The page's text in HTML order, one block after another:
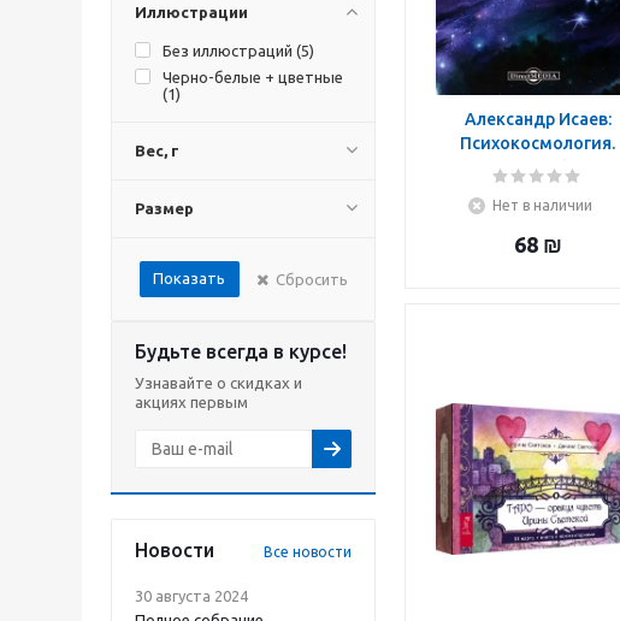
Иллюстрации
Без иллюстраций (5)
Черно-белые + цветные
(1)
Вес, г
Размер
Показать Сбросить
Будьте всегда в курсе!
Узнавайте о скидках и
акциях первым
Новости Все новости
30 августа 2024
Александр Исаев:
Психокосмология.
Монография
Нет в наличии
68₪